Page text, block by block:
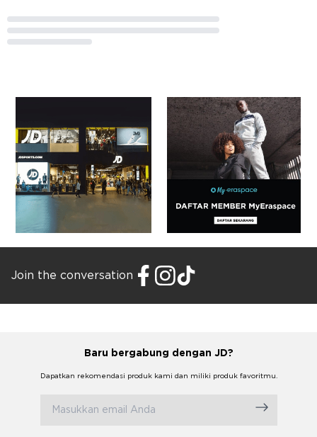
Join the conversation
Baru bergabung dengan JD?
Dapatkan rekomendasi produk kami dan miliki produk favoritmu.